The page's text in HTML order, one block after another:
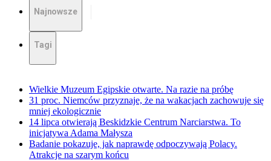
Najnowsze
Tagi
Wielkie Muzeum Egipskie otwarte. Na razie na próbę
31 proc. Niemców przyznaje, że na wakacjach zachowuje się
mniej ekologicznie
14 lipca otwierają Beskidzkie Centrum Narciarstwa. To
inicjatywa Adama Małysza
Badanie pokazuje, jak naprawdę odpoczywają Polacy.
Atrakcje na szarym końcu